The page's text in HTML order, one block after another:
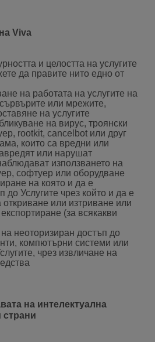
Viva
и целостта на услугите
да правите нито едно от
на работата на услугите на
или мрежите,
на услугите
на вирус, троянски
rootkit, cancelbot или друг
които са вредни или
или нарушат
използването на
софтуер или оборудване
на която и да е
до Услугите чрез който и да е
откриване или изтриване или
(за всякакви
неоторизиран достъп до
компютърни системи или
чрез извличане на
на интелектуална
страни